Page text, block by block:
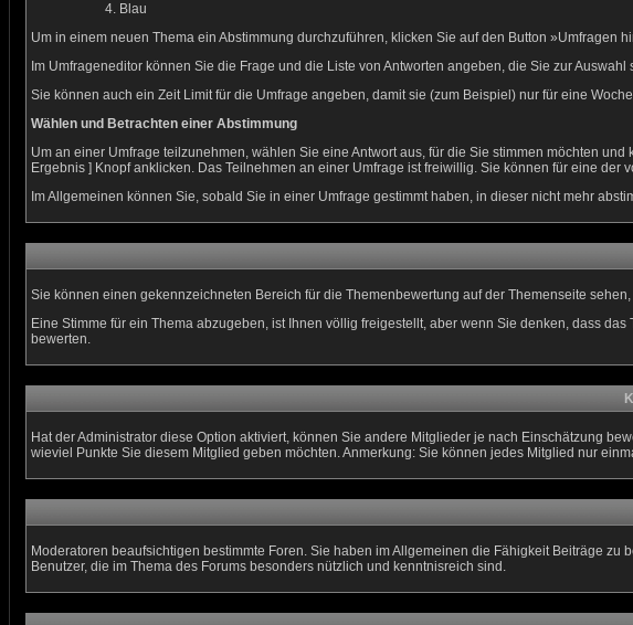
Blau
Um in einem neuen Thema ein Abstimmung durchzuführen, klicken Sie auf den Button »Umfragen
Im Umfrageneditor können Sie die Frage und die Liste von Antworten angeben, die Sie zur Auswahl
Sie können auch ein Zeit Limit für die Umfrage angeben, damit sie (zum Beispiel) nur für eine
Wählen und Betrachten einer Abstimmung
Um an einer Umfrage teilzunehmen, wählen Sie eine Antwort aus, für die Sie stimmen möchten
Ergebnis ] Knopf anklicken. Das Teilnehmen an einer Umfrage ist freiwillig. Sie können für eine
Im Allgemeinen können Sie, sobald Sie in einer Umfrage gestimmt haben, in dieser nicht mehr
Sie können einen gekennzeichneten Bereich für die Themenbewertung auf der Themenseite
Eine Stimme für ein Thema abzugeben, ist Ihnen völlig freigestellt, aber wenn Sie denken, dass
bewerten.
Hat der Administrator diese Option aktiviert, können Sie andere Mitglieder je nach Einschätzung
wieviel Punkte Sie diesem Mitglied geben möchten. Anmerkung: Sie können jedes Mitglied nur
Moderatoren beaufsichtigen bestimmte Foren. Sie haben im Allgemeinen die Fähigkeit Beiträge
Benutzer, die im Thema des Forums besonders nützlich und kenntnisreich sind.